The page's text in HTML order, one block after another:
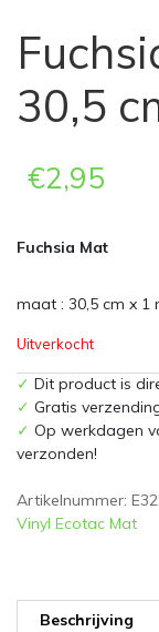
30,5
€2,95
Fuchsia Mat
maat : 30,5 cm x 1
Uitverkocht
✓ Dit product is
✓ Gratis
✓ Op werkdagen
verzonden!
Artikelnummer:
Vinyl Ecotac Mat
Beschrijving